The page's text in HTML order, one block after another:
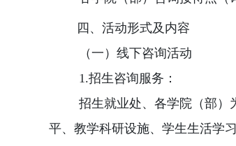
四、活动形式及内容
（一）线下咨询活动
1.招生咨询服务：
招生就业处、各学院（部）
平、教学科研设施、学生生活学